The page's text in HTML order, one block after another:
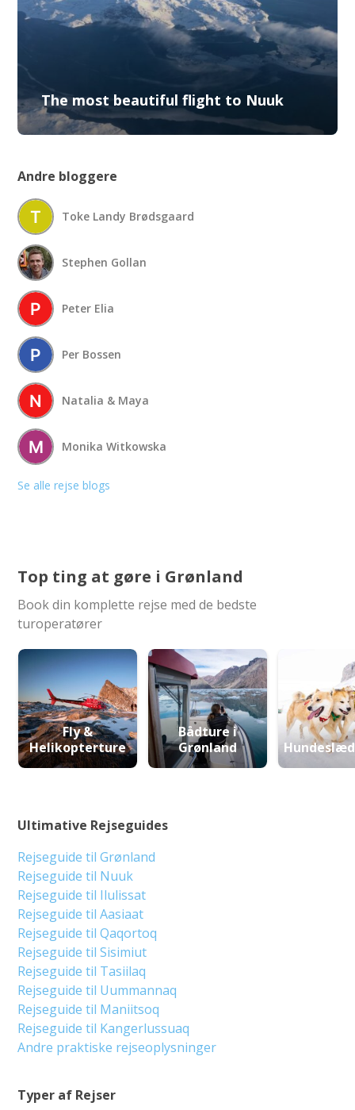
The most beautiful flight to Nuuk
Andre bloggere
Toke Landy Brødsgaard
Stephen Gollan
Peter Elia
Per Bossen
Natalia & Maya
Monika Witkowska
Se alle rejse blogs
Top ting at gøre i Grønland
Book din komplette rejse med de bedste
turoperatører
Fly &
Helikopterture
Bådture i
Grønland
Typer af Rejser
Ultimative Rejseguides
Rejseguide til Grønland
Rejseguide til Nuuk
Rejseguide til Ilulissat
Rejseguide til Aasiaat
Rejseguide til Qaqortoq
Rejseguide til Sisimiut
Rejseguide til Tasiilaq
Rejseguide til Uummannaq
Rejseguide til Maniitsoq
Rejseguide til Kangerlussuaq
Andre praktiske rejseoplysninger